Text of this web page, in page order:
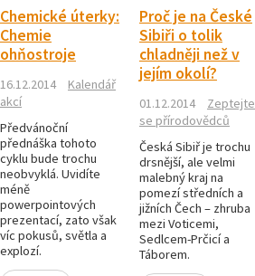
Chemické úterky:
Chemie
ohňostroje
16.12.2014
Kalendář
akcí
Předvánoční
přednáška tohoto
cyklu bude trochu
neobvyklá. Uvidíte
méně
powerpointových
prezentací, zato však
víc pokusů, světla a
explozí.
Proč je na České
Sibiři o tolik
chladněji než v
jejím okolí?
01.12.2014
Zeptejte
se přírodovědců
Česká Sibiř je trochu
drsnější, ale velmi
malebný kraj na
pomezí středních a
jižních Čech – zhruba
mezi Voticemi,
Sedlcem-Prčicí a
Táborem.